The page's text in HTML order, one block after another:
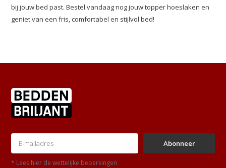
bij jouw bed past. Bestel vandaag nog jouw topper hoeslaken en
geniet van een fris, comfortabel en stijlvol bed!
Abonneer
* Lees hier de wettelijke beperkingen